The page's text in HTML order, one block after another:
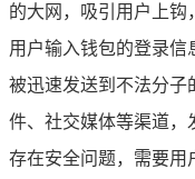
的大网，吸引用户上钩
用户输入钱包的登录
被迅速发送到不法分子
件、社交媒体等渠道，
存在安全问题，需要用